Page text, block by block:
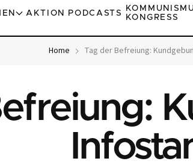
AKTION PODCASTS
KONGRESS
Home Tag der Befreiung: